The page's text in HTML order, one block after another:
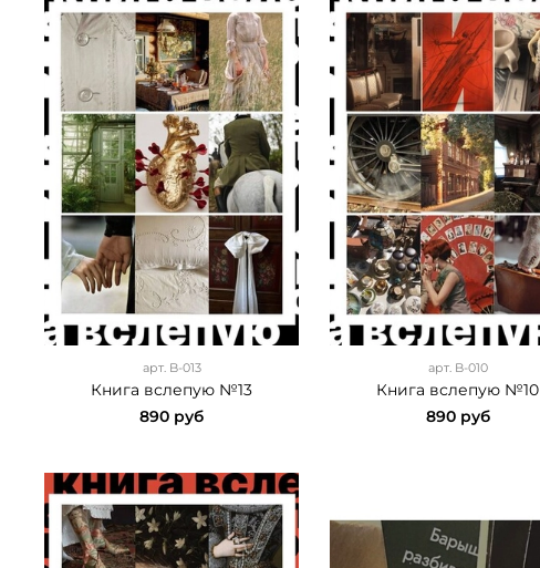
арт. B-013
Книга вслепую №13
890 руб
арт. B-010
Книга вслепую №10
890 руб